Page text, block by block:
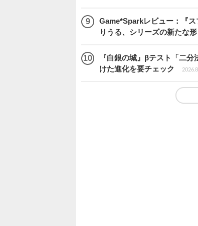
Game*Sparkレビュー：『
りうる、シリーズの新たな形
『白銀の城』βテスト「二
けた進化を要チェック